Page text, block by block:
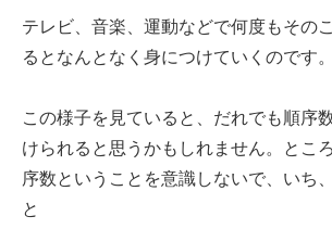
テレビ、音楽、運動などで何度もその
るとなんとなく身につけていくのです。
この様子を見ていると、だれでも順序
けられると思うかもしれません。とこ
序数ということを意識しないで、いち
と